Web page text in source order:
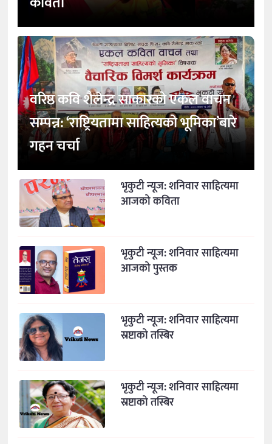
वरिष्ठ कवि शैलेन्द्र साकारको एकल वाचन
सम्पन्न: ‘राष्ट्रियतामा साहित्यको भूमिका’बारे
गहन चर्चा
भृकुटी न्यूज: शनिवार साहित्यमा
आजको कविता
भृकुटी न्यूज: शनिवार साहित्यमा
आजको पुस्तक
भृकुटी न्यूज: शनिवार साहित्यमा
स्रष्टाको तस्बिर
भृकुटी न्यूज: शनिवार साहित्यमा
स्रष्टाको तस्बिर